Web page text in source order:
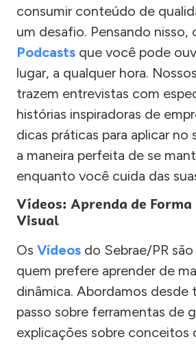
consumir conteúdo de
um desafio. Pensando nisso,
Podcasts que você pode
lugar, a qualquer hora.
trazem entrevistas com
histórias inspiradoras de
dicas práticas para aplicar no
a maneira perfeita de se
enquanto você cuida das
Vídeos: Aprenda de Forma
Visual
Os Vídeos do Sebrae/PR
quem prefere aprender de
dinâmica. Abordamos desde
passo sobre ferramentas de
explicações sobre conceitos